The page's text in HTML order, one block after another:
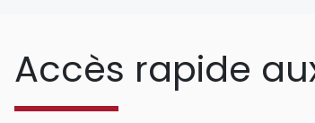
Accès rapide